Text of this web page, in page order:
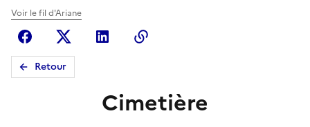
Voir le fil d'Ariane
FacebookX (anciennement Twitter)
Linkedin
Retour
Cimetière